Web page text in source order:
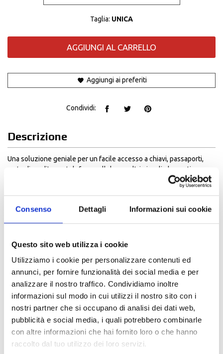
Consenso Dettagli Informazioni sui cookie
Questo sito web utilizza i cookie
Utilizziamo i cookie per personalizzare contenuti ed
annunci, per fornire funzionalità dei social media e per
analizzare il nostro traffico. Condividiamo inoltre
informazioni sul modo in cui utilizzi il nostro sito con i
nostri partner che si occupano di analisi dei dati web,
pubblicità e social media, i quali potrebbero combinarle
con altre informazioni che hai fornito loro o che hanno
raccolto dal tuo utilizzo dei loro servizi.
Taglia: UNICA
AGGIUNGI AL CARRELLO
Aggiungi ai preferiti
Condividi:
Descrizione
Una soluzione geniale per un facile accesso a chiavi, passaporti,
carte di credito, un telefono cellulare e altri piccoli elementi
Pratico pannello con tasche chiuse da zip
Inserti riflettenti
Product Material
Textile
Caratteristiche
Dimensions and weight: 20
155 cm - 0,21 kg
Dimensioni:20 cm x 15 cm x 5 cm
Regolazione sulla gamba
Pratico pannello con tasche chiuse da zip
Inserti riflettenti
Inserti morbidi
Ergonomia